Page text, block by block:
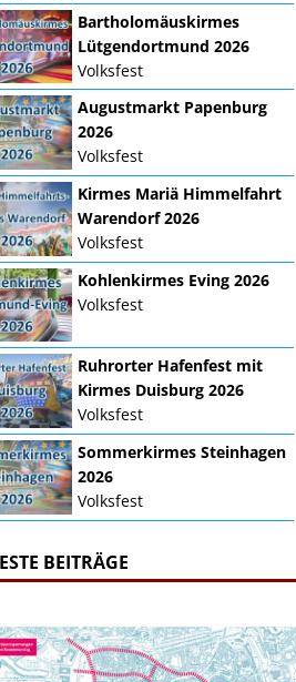
Bartholomäuskirmes
Lütgendortmund 2026
Volksfest
Augustmarkt Papenburg
2026
Volksfest
Kirmes Mariä Himmelfahrt
Warendorf 2026
Volksfest
Kohlenkirmes Eving 2026
Volksfest
Ruhrorter Hafenfest mit
Kirmes Duisburg 2026
Volksfest
Sommerkirmes Steinhagen
2026
Volksfest
BEITRÄGE